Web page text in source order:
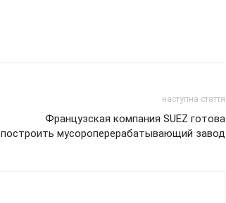
наступна стаття
Французская компания SUEZ готова
построить мусороперерабатывающий завод